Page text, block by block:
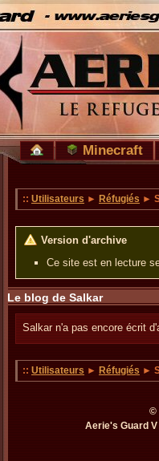
Minecraft
:: Utilisateurs ► Réfugiés ►
Version d'archive
Ce site est en lecture
Le blog de Salkar
Salkar n'a pas encore écrit
:: Utilisateurs ► Réfugiés ►
©
Aerie's Guard V